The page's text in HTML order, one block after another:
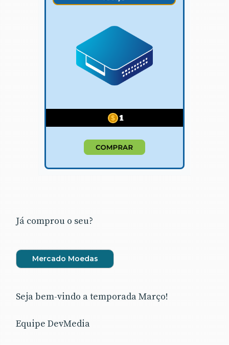
Já comprou o seu?
Mercado Moedas
Seja bem-vindo a temporada Março!
Equipe DevMedia